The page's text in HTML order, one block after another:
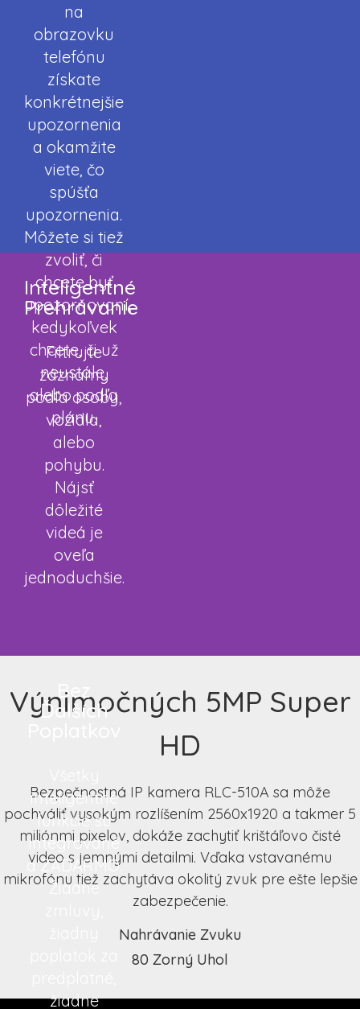
na
obrazovku
telefónu
získate
konkrétnejšie
upozornenia
a okamžite
viete, čo
spúšťa
upozornenia.
Môžete si tiež
zvoliť, či
chcete byť
upozorňovaní,
kedykoľvek
chcete, či už
neustále,
alebo podľa
plánu.
Inteligentné
Prehrávanie
Filtrujte
záznamy
podľa osoby,
vozidla,
alebo
pohybu.
Nájsť
dôležité
videá je
oveľa
jednoduchšie.
Bez
Ďalších
inteligentné
funkcie sú
integrované
a ZADARMO.
Žiadne
žiadne
Výnimočných 5MP Super
HD
Bezpečnostná IP kamera RLC-510A sa môže
pochváliť vysokým rozlíšením 2560x1920 a takmer 5
miliónmi pixelov, dokáže zachytiť krištáľovo čisté
video s jemnými detailmi. Vďaka vstavanému
mikrofónu tiež zachytáva okolitý zvuk pre ešte lepšie
zabezpečenie.
Nahrávanie Zvuku
80 Zorný Uhol